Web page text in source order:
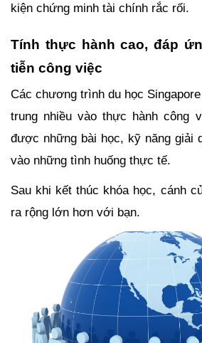
kiện chứng minh tài chính rắc rối.
Tính thực hành cao, đáp
tiễn công việc
Các chương trình du học
trung nhiều vào thực hành công
được những bài học, kỹ năng giải
vào những tình huống thực tế.
Sau khi kết thúc khóa học, cánh
ra rộng lớn hơn với bạn.